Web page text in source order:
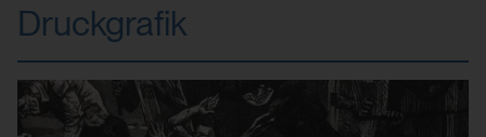
Druckgrafik